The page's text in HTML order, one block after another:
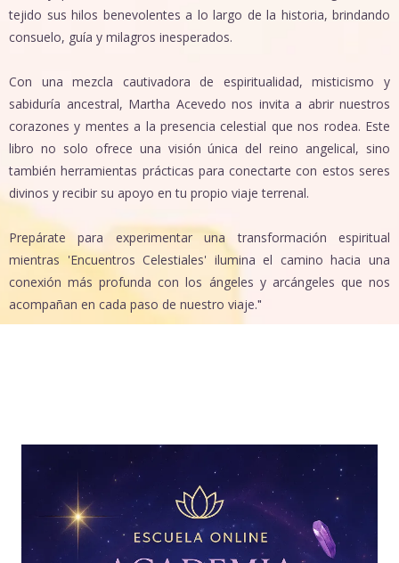
tejido sus hilos benevolentes a lo largo de la historia, brindando
consuelo, guía y milagros inesperados.
Con una mezcla cautivadora de espiritualidad, misticismo y
sabiduría ancestral, Martha Acevedo nos invita a abrir nuestros
corazones y mentes a la presencia celestial que nos rodea. Este
libro no solo ofrece una visión única del reino angelical, sino
también herramientas prácticas para conectarte con estos seres
divinos y recibir su apoyo en tu propio viaje terrenal.
Prepárate para experimentar una transformación espiritual
mientras 'Encuentros Celestiales' ilumina el camino hacia una
conexión más profunda con los ángeles y arcángeles que nos
acompañan en cada paso de nuestro viaje."